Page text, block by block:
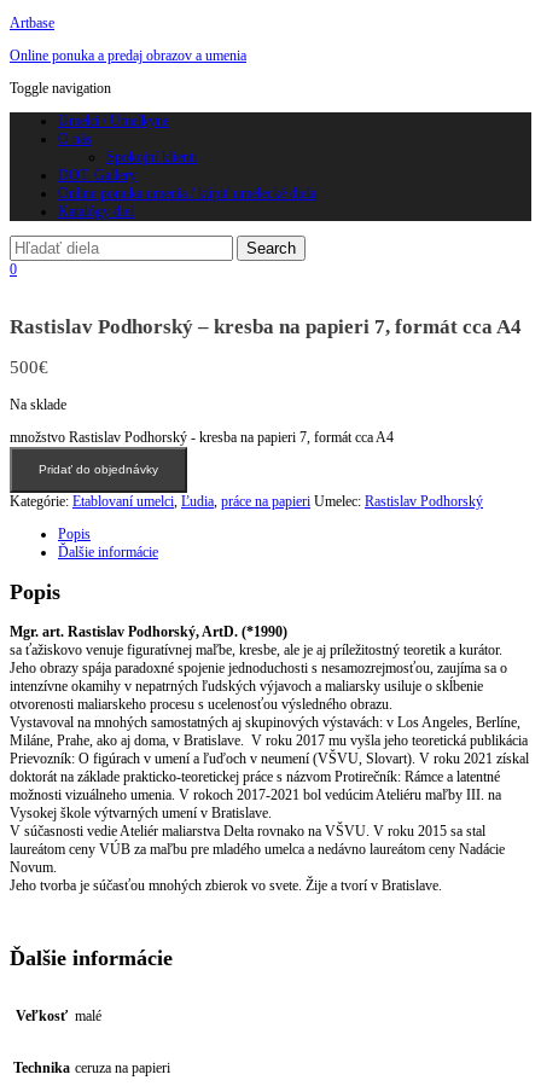
Artbase
Online ponuka a predaj obrazov a umenia
Toggle navigation
Umelci / Umelkyne
O nás
Spokojní klienti
DOT. Gallery
Online ponuka umenia / kúpiť umelecké diela
Katalógy diel
0
Rastislav Podhorský – kresba na papieri 7, formát cca A4
500€
Na sklade
množstvo Rastislav Podhorský - kresba na papieri 7, formát cca A4
Pridať do objednávky
Kategórie: Etablovaní umelci, Ľudia, práce na papieri Umelec: Rastislav Podhorský
Popis
Ďalšie informácie
Popis
Mgr. art. Rastislav Podhorský, ArtD. (*1990)
sa ťažiskovo venuje figuratívnej maľbe, kresbe, ale je aj príležitostný teoretik a kurátor.
Jeho obrazy spája paradoxné spojenie jednoduchosti s nesamozrejmosťou, zaujíma sa o
intenzívne okamihy v nepatrných ľudských výjavoch a maliarsky usiluje o skĺbenie
otvorenosti maliarskeho procesu s ucelenosťou výsledného obrazu.
Vystavoval na mnohých samostatných aj skupinových výstavách: v Los Angeles, Berlíne,
Miláne, Prahe, ako aj doma, v Bratislave. V roku 2017 mu vyšla jeho teoretická publikácia
Prievozník: O figúrach v umení a ľuďoch v neumení (VŠVU, Slovart). V roku 2021 získal
doktorát na základe prakticko-teoretickej práce s názvom Protirečník: Rámce a latentné
možnosti vizuálneho umenia. V rokoch 2017-2021 bol vedúcim Ateliéru maľby III. na
Vysokej škole výtvarných umení v Bratislave.
V súčasnosti vedie Ateliér maliarstva Delta rovnako na VŠVU. V roku 2015 sa stal
laureátom ceny VÚB za maľbu pre mladého umelca a nedávno laureátom ceny Nadácie
Novum.
Jeho tvorba je súčasťou mnohých zbierok vo svete. Žije a tvorí v Bratislave.
Ďalšie informácie
Veľkosť malé
Technika ceruza na papieri